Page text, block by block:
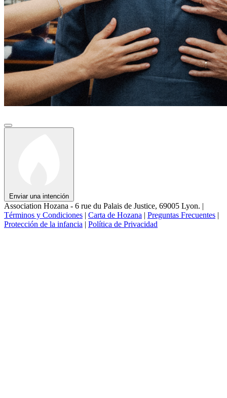
Enviar una intención
Association Hozana - 6 rue du Palais de Justice, 69005 Lyon. |
Términos y Condiciones | Carta de Hozana | Preguntas Frecuentes |
Protección de la infancia | Política de Privacidad